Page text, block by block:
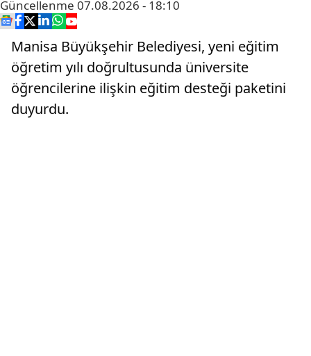
Güncellenme 07.08.2026 - 18:10
Manisa Büyükşehir Belediyesi, yeni eğitim
öğretim yılı doğrultusunda üniversite
öğrencilerine ilişkin eğitim desteği paketini
duyurdu.